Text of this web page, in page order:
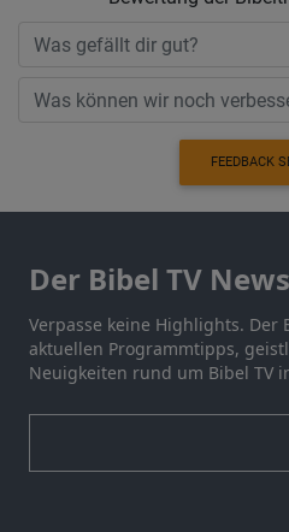
FEEDBACK
Der Bibel TV
Verpasse keine Highlights. Der
aktuellen Programmtipps,
Neuigkeiten rund um Bibel TV